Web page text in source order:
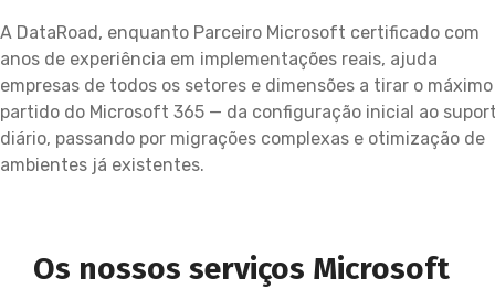
A DataRoad, enquanto Parceiro Microsoft certificado com
anos de experiência em implementações reais, ajuda
empresas de todos os setores e dimensões a tirar o máximo
partido do Microsoft 365 — da configuração inicial ao
diário, passando por migrações complexas e otimização de
ambientes já existentes.
Os nossos serviços Microsoft